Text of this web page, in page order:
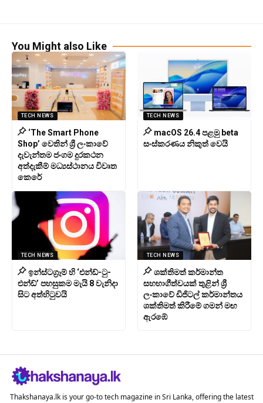
You Might also Like
TECH NEWS
‘The Smart Phone
Shop’ වෙතින් ශ්‍රී ලංකාවේ
දැවැන්තම ජංගම දුරකථන
අත්දැකීම් මධ්‍යස්ථානය විවෘත
කෙරේ
TECH NEWS
macOS 26.4 පළමු beta
සංස්කරණය නිකුත් වෙයි
TECH NEWS
ඉන්ස්ටග්‍රෑම් හි ‘එන්ඩ්-ටු-
එන්ඩ්’ පහසුකම මැයි 8 වැනිදා
සිට අත්හිටුවයි
TECH NEWS
ශක්තිමත් කර්මාන්ත
සහභාගීත්වයක් තුළින් ශ්‍රී
ලංකාවේ ඩිජිටල් කර්මාන්තය
ශක්තිමත් කිරීමේ ගමන් මඟ
ඇරඹේ
Thakshanaya.lk is your go-to tech magazine in Sri Lanka, offering the latest